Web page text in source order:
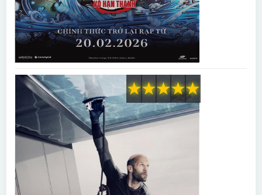
★
★
★
★
★